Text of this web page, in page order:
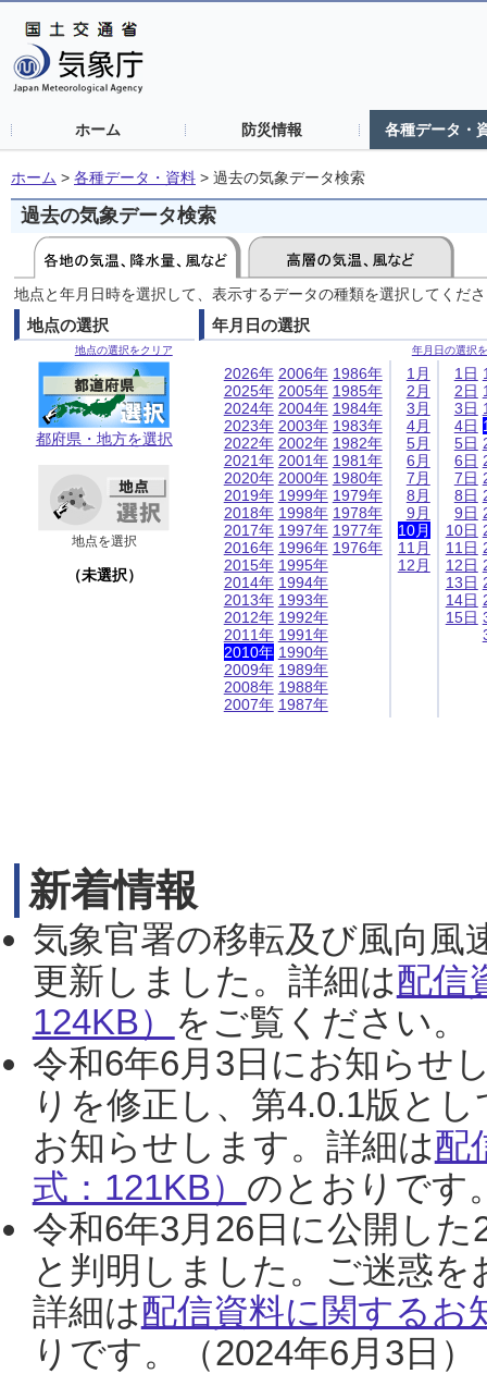
ホーム 防災情報 各種データ・
ホーム > 各種データ・資料 > 過去の気象データ検索
過去の気象データ検索
地点と年月日時を選択して、表示するデータの種類を選択してくだ
地点の選択
地点の選択をクリア
都府県・地方を選択
地点を選択
（未選択）
年月日の選択
年月日の選択
2026年
2025年
2024年
2023年
2022年
2021年
2020年
2019年
2018年
2017年
2016年
2015年
2014年
2013年
2012年
2011年
2010年
2009年
2008年
2007年
2006年
2005年
2004年
2003年
2002年
2001年
2000年
1999年
1998年
1997年
1996年
1995年
1994年
1993年
1992年
1991年
1990年
1989年
1988年
1987年
1986年
1985年
1984年
1983年
1982年
1981年
1980年
1979年
1978年
1977年
1976年
1月
2月
3月
4月
5月
6月
7月
8月
9月
10月
11月
12月
1日
2日
3日
4日
5日
6日
7日
8日
9日
10日
11日
12日
13日
14日
15日
新着情報
気象官署の移転及び風向風
更新しました。詳細は配信
124KB） をご覧ください。
令和6年6月3日にお知らせ
りを修正し、第4.0.1版と
お知らせします。詳細は配
式：121KB） のとおりです
令和6年3月26日に公開し
と判明しました。ご迷惑
詳細は配信資料に関するお
りです。（2024年6月3日）